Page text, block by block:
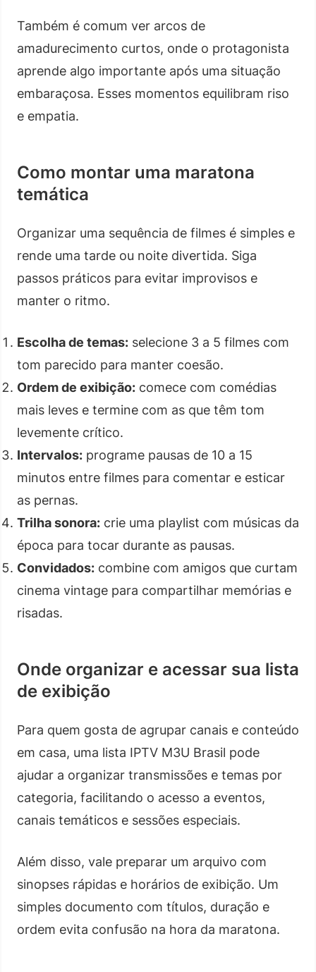
Também é comum ver arcos de
amadurecimento curtos, onde o protagonista
aprende algo importante após uma situação
embaraçosa. Esses momentos equilibram riso
e empatia.
Como montar uma maratona
temática
Organizar uma sequência de filmes é simples e
rende uma tarde ou noite divertida. Siga
passos práticos para evitar improvisos e
manter o ritmo.
Escolha de temas: selecione 3 a 5 filmes com
tom parecido para manter coesão.
Ordem de exibição: comece com comédias
mais leves e termine com as que têm tom
levemente crítico.
Intervalos: programe pausas de 10 a 15
minutos entre filmes para comentar e esticar
as pernas.
Trilha sonora: crie uma playlist com músicas da
época para tocar durante as pausas.
Convidados: combine com amigos que curtam
cinema vintage para compartilhar memórias e
risadas.
Onde organizar e acessar sua lista
de exibição
Para quem gosta de agrupar canais e conteúdo
em casa, uma lista IPTV M3U Brasil pode
ajudar a organizar transmissões e temas por
categoria, facilitando o acesso a eventos,
canais temáticos e sessões especiais.
Além disso, vale preparar um arquivo com
sinopses rápidas e horários de exibição. Um
simples documento com títulos, duração e
ordem evita confusão na hora da maratona.